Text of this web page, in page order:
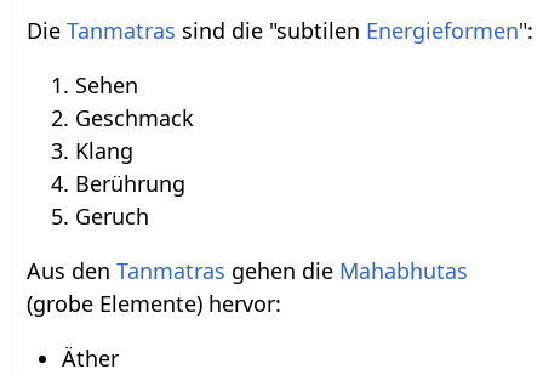
DieTanmatras sind die "subtilen Energieformen":
Sehen
Geschmack
Klang
Berührung
Geruch
Aus denTanmatras gehen die Mahabhutas
(grobe Elemente) hervor:
Äther